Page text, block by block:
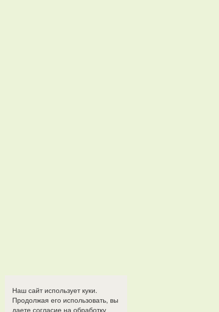
Наш сайт использует куки.
Продолжая его использовать, вы
даете согласие на обработку